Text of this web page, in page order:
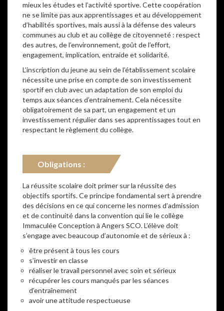
mieux les études et l’activité sportive. Cette coopération
ne se limite pas aux apprentissages et au développement
d’habilités sportives, mais aussi à la défense des valeurs
communes au club et au collège de citoyenneté : respect
des autres, de l’environnement, goût de l’effort,
engagement, implication, entraide et solidarité.
L’inscription du jeune au sein de l’établissement scolaire
nécessite une prise en compte de son investissement
sportif en club avec un adaptation de son emploi du
temps aux séances d’entrainement. Cela nécessite
obligatoirement de sa part, un engagement et un
investissement régulier dans ses apprentissages tout en
respectant le règlement du collège.
Obligations :
La réussite scolaire doit primer sur la réussite des
objectifs sportifs. Ce principe fondamental sert à prendre
des décisions en ce qui concerne les normes d’admission
et de continuité dans la convention qui lie le collège
Immaculée Conception à Angers SCO. L’élève doit
s’engage avec beaucoup d’autonomie et de sérieux à :
être présent à tous les cours
s’investir en classe
réaliser le travail personnel avec soin et sérieux
récupérer les cours manqués par les séances
d’entraînement
avoir une attitude respectueuse